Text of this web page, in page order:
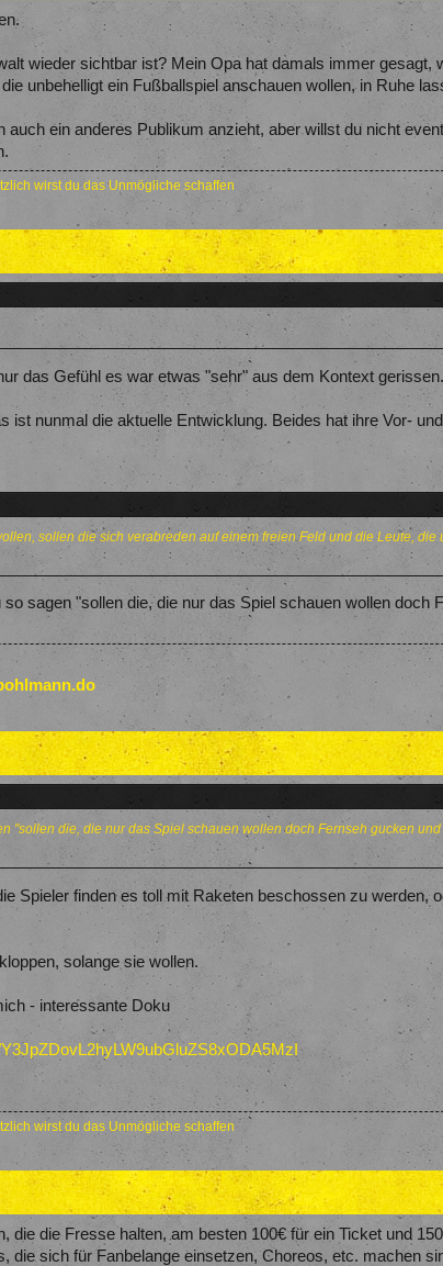
wieder sichtbar ist? Mein Opa hat damals immer gesagt,
unbehelligt ein Fußballspiel anschauen wollen, in Ruhe
ein anderes Publikum anzieht, aber willst du nicht
wirst du das Unmögliche schaffen
das Gefühl es war etwas "sehr" aus dem Kontext gerissen.
ist nunmal die aktuelle Entwicklung. Beides hat ihre Vor-
sollen die sich verabreden auf einem freien Feld und die Leute, die
sagen "sollen die, die nur das Spiel schauen wollen doch
"sollen die, die nur das Spiel schauen wollen doch Fernseh gucken
Spieler finden es toll mit Raketen beschossen zu werden,
solange sie wollen.
- interessante Doku
wirst du das Unmögliche schaffen
die die Fresse halten, am besten 100€ für ein Ticket und
die sich für Fanbelange einsetzen, Choreos, etc. machen